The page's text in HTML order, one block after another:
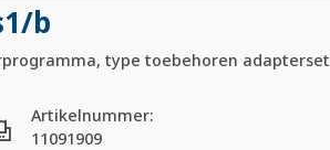
b
type toebehoren adapterset
Artikelnummer:
11091909